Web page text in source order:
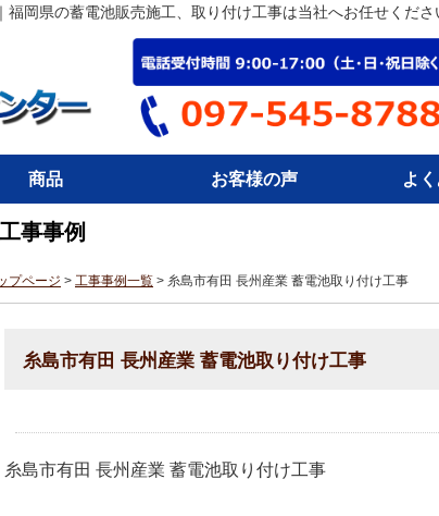
岡県の蓄電池販売施工、取り付け工事は当社へお任せくだ
商品 お客様の声 よ
工事事例
プページ > 工事事例一覧 > 糸島市有田 長州産業 蓄電池取り付け工事
糸島市有田 長州産業 蓄電池取り付け工事
糸島市有田 長州産業 蓄電池取り付け工事